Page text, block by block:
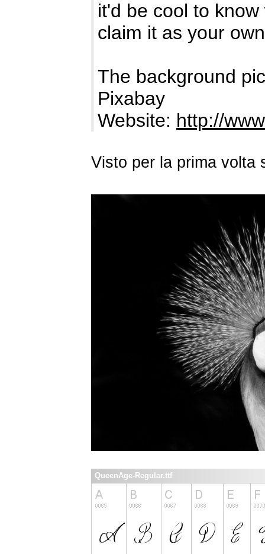
it'd be cool to
claim it as your
The background
Pixabay
Website: http://
Visto per la prima volta
QueenAge-Regular.ttf